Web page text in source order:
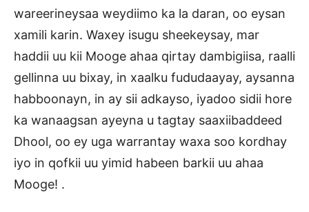
wareerineysaa weydiimo ka la daran, oo eysan
xamili karin. Waxey isugu sheekeysay, mar
haddii uu kii Mooge ahaa qirtay dambigiisa, raalli
gellinna uu bixay, in xaalku fududaayay, aysanna
habboonayn, in ay sii adkayso, iyadoo sidii hore
ka wanaagsan ayeyna u tagtay saaxiibaddeed
Dhool, oo ey uga warrantay waxa soo kordhay
iyo in qofkii uu yimid habeen barkii uu ahaa
Mooge! .